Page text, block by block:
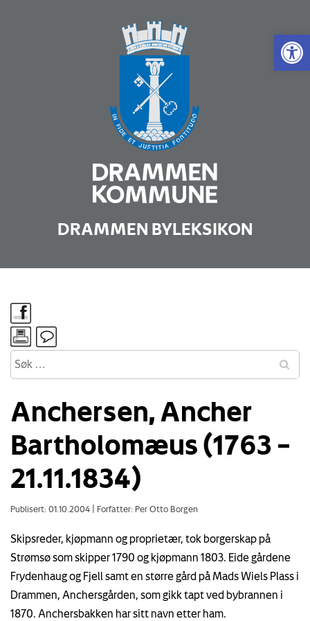
Vis
DRAMMEN BYLEKSIKON
Anchersen, Ancher
Bartholomæus (1763 –
21.11.1834)
Publisert: 01.10.2004 Forfatter: Per Otto Borgen
Skipsreder, kjøpmann og proprietær, tok borgerskap på
Strømsø som skipper 1790 og kjøpmann 1803. Eide gårdene
Frydenhaug og Fjell samt en større gård på Mads Wiels Plass i
Drammen, Anchersgården, som gikk tapt ved bybrannen i
1870. Anchersbakken har sitt navn etter ham.